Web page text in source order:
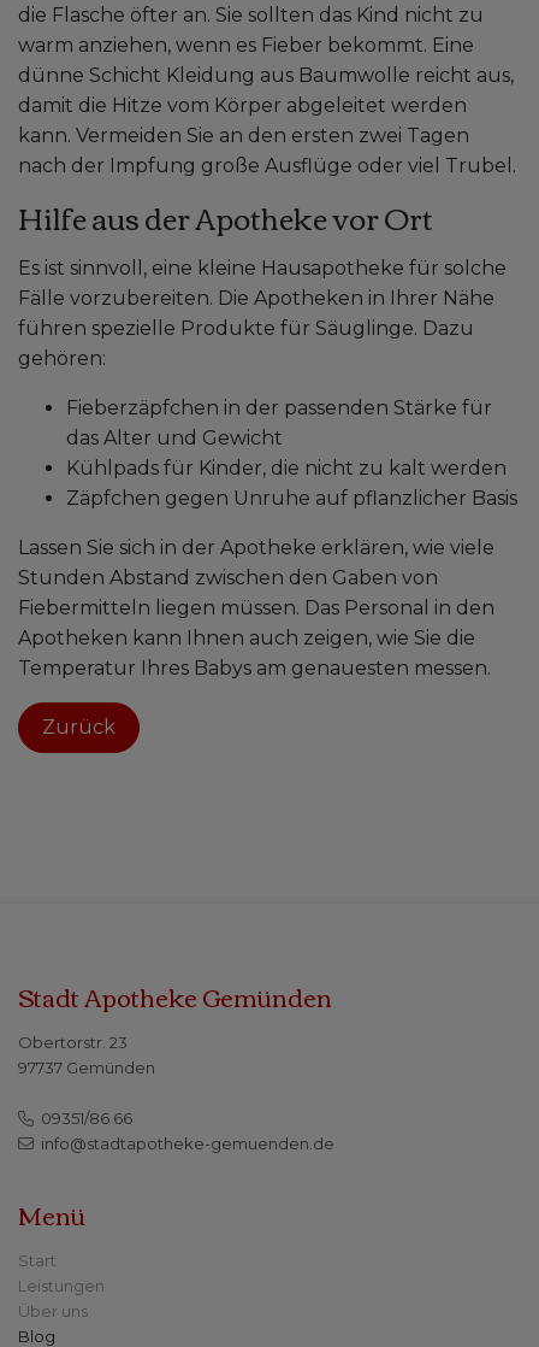
Zurück
die Flasche öfter an. Sie sollten das Kind nicht zu
warm anziehen, wenn es Fieber bekommt. Eine
dünne Schicht Kleidung aus Baumwolle reicht aus,
damit die Hitze vom Körper abgeleitet werden
kann. Vermeiden Sie an den ersten zwei Tagen
nach der Impfung große Ausflüge oder viel Trubel.
Hilfe aus der Apotheke vor Ort
Es ist sinnvoll, eine kleine Hausapotheke für solche
Fälle vorzubereiten. Die Apotheken in Ihrer Nähe
führen spezielle Produkte für Säuglinge. Dazu
gehören:
Fieberzäpfchen in der passenden Stärke für
das Alter und Gewicht
Kühlpads für Kinder, die nicht zu kalt werden
Zäpfchen gegen Unruhe auf pflanzlicher Basis
Lassen Sie sich in der Apotheke erklären, wie viele
Stunden Abstand zwischen den Gaben von
Fiebermitteln liegen müssen. Das Personal in den
Apotheken kann Ihnen auch zeigen, wie Sie die
Temperatur Ihres Babys am genauesten messen.
Stadt Apotheke Gemünden
Obertorstr. 23
97737 Gemünden
09351/86 66
info@stadtapotheke-gemuenden.de
Menü
Start
Leistungen
Über uns
Blog